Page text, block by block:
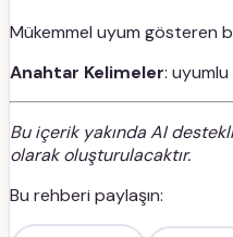
Mükemmel uyum gösteren
Anahtar Kelimeler:
Bu içerik yakında AI
olarak oluşturulacaktır.
Bu rehberi paylaşın: